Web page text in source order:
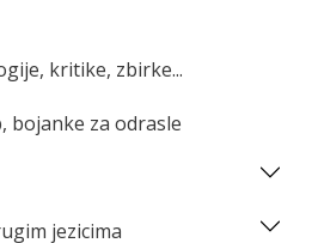
kritike, zbirke...
bojanke za odrasle
jezicima